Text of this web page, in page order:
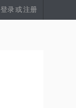
登录 或注册